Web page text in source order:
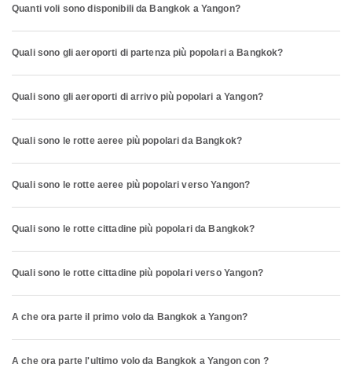
Quanti voli sono disponibili da Bangkok a Yangon?
Quali sono gli aeroporti di partenza più popolari a Bangkok?
Quali sono gli aeroporti di arrivo più popolari a Yangon?
Quali sono le rotte aeree più popolari da Bangkok?
Quali sono le rotte aeree più popolari verso Yangon?
Quali sono le rotte cittadine più popolari da Bangkok?
Quali sono le rotte cittadine più popolari verso Yangon?
A che ora parte il primo volo da Bangkok a Yangon?
A che ora parte l'ultimo volo da Bangkok a Yangon con ?